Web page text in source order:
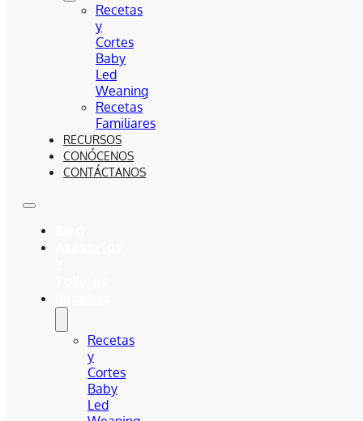
Recetas
y
Cortes
Baby
Led
Weaning
Recetas
Familiares
RECURSOS
CONÓCENOS
CONTÁCTANOS
Recetas
y
Cortes
Baby
Led